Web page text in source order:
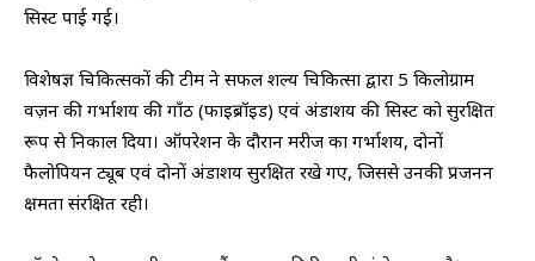
सिस्ट पाई गई।
विशेषज्ञ चिकित्सकों की टीम ने सफल शल्य चिकित्सा द्वारा 5 किलोग्राम
वज़न की गर्भाशय की गाँठ (फाइब्रॉइड) एवं अंडाशय की सिस्ट को सुरक्षित
रूप से निकाल दिया। ऑपरेशन के दौरान मरीज का गर्भाशय, दोनों
फैलोपियन ट्यूब एवं दोनों अंडाशय सुरक्षित रखे गए, जिससे उनकी प्रजनन
क्षमता संरक्षित रही।